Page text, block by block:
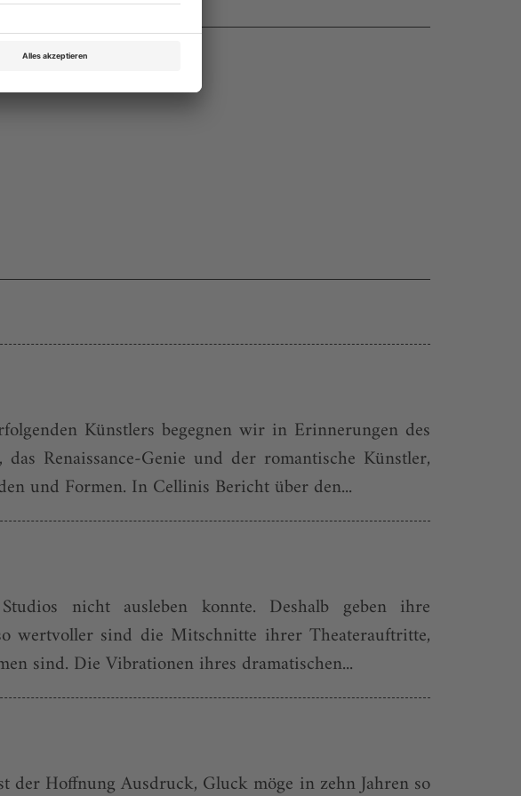
Künstlers begegnen wir in Erinnerungen des
Renaissance-Genie und der romantische Künstler,
und Formen. In Cellinis Bericht über den...
nicht ausleben konnte. Deshalb geben ihre
wertvoller sind die Mitschnitte ihrer Theaterauftritte,
sind. Die Vibrationen ihres dramatischen...
der Hoffnung Ausdruck, Gluck möge in zehn Jahren so